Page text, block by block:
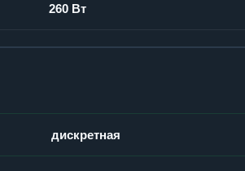
260 Вт
дискретная